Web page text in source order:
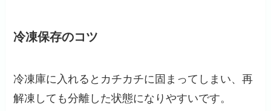
冷凍保存のコツ
冷凍庫に入れるとカチカチに固まってしまい、再
解凍しても分離した状態になりやすいです。